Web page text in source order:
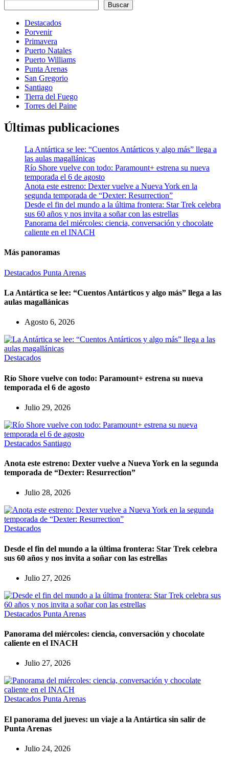
Buscar
Destacados
Porvenir
Primavera
Puerto Natales
Puerto Williams
Punta Arenas
San Gregorio
Santiago
Tierra del Fuego
Torres del Paine
Últimas publicaciones
La Antártica se lee: “Cuentos Antárticos y algo más” llega a
las aulas magallánicas
Río Shore vuelve con todo: Paramount+ estrena su nueva
temporada el 6 de agosto
Anota este estreno: Dexter vuelve a Nueva York en la
segunda temporada de “Dexter: Resurrection”
Desde el fin del mundo a la última frontera: Star Trek celebra
sus 60 años y nos invita a soñar con las estrellas
Panorama del miércoles: ciencia, conversación y chocolate
caliente en el INACH
Más panoramas
Destacados Punta Arenas
La Antártica se lee: “Cuentos Antárticos y algo más” llega a las
aulas magallánicas
Agosto 6, 2026
Destacados
Río Shore vuelve con todo: Paramount+ estrena su nueva
temporada el 6 de agosto
Julio 29, 2026
Destacados Santiago
Anota este estreno: Dexter vuelve a Nueva York en la segunda
temporada de “Dexter: Resurrection”
Julio 28, 2026
Destacados
Desde el fin del mundo a la última frontera: Star Trek celebra
sus 60 años y nos invita a soñar con las estrellas
Julio 27, 2026
Destacados Punta Arenas
Panorama del miércoles: ciencia, conversación y chocolate
caliente en el INACH
Julio 27, 2026
Destacados Punta Arenas
El panorama del jueves: un viaje a la Antártica sin salir de
Punta Arenas
Julio 24, 2026